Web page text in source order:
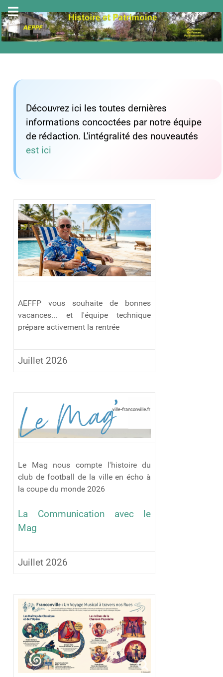
Découvrez ici les toutes dernières
informations concoctées par notre équipe
de rédaction. L'intégralité des nouveautés
est ici
AEFFP vous souhaite de bonnes
vacances... et l'équipe technique
prépare activement la rentrée
Juillet 2026
Le Mag nous compte l'histoire du
club de football de la ville en écho à
la coupe du monde 2026
La Communication avec le
Mag
Juillet 2026